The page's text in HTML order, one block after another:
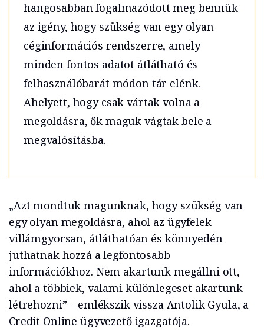
hangosabban fogalmazódott meg bennük
az igény, hogy szükség van egy olyan
céginformációs rendszerre, amely
minden fontos adatot átlátható és
felhasználóbarát módon tár elénk.
Ahelyett, hogy csak vártak volna a
megoldásra, ők maguk vágtak bele a
megvalósításba.
„Azt mondtuk magunknak, hogy szükség van
egy olyan megoldásra, ahol az ügyfelek
villámgyorsan, átláthatóan és könnyedén
juthatnak hozzá a legfontosabb
információkhoz. Nem akartunk megállni ott,
ahol a többiek, valami különlegeset akartunk
létrehozni” – emlékszik vissza Antolik Gyula, a
Credit Online ügyvezető igazgatója.